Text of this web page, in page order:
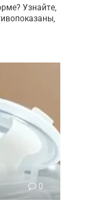
Узнайте,
0